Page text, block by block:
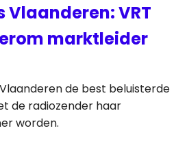
Vlaanderen: VRT
marktleider
de best beluisterde
de radiozender haar
worden.